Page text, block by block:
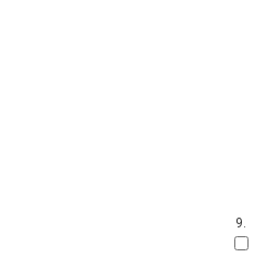
9.